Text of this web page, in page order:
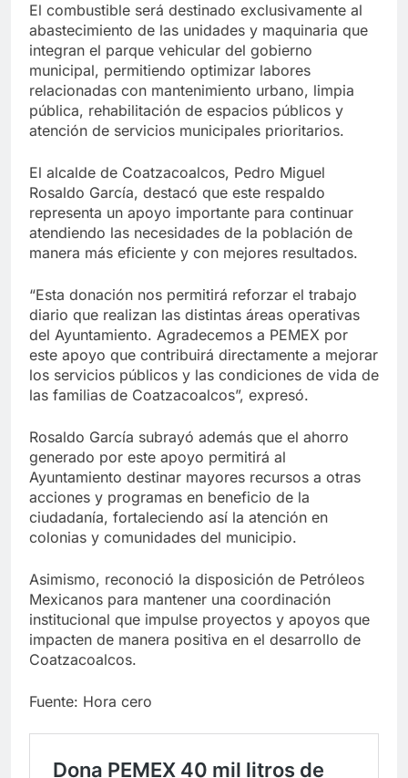
El combustible será destinado exclusivamente al
abastecimiento de las unidades y maquinaria que
integran el parque vehicular del gobierno
municipal, permitiendo optimizar labores
relacionadas con mantenimiento urbano, limpia
pública, rehabilitación de espacios públicos y
atención de servicios municipales prioritarios.
El alcalde de Coatzacoalcos, Pedro Miguel
Rosaldo García, destacó que este respaldo
representa un apoyo importante para continuar
atendiendo las necesidades de la población de
manera más eficiente y con mejores resultados.
“Esta donación nos permitirá reforzar el trabajo
diario que realizan las distintas áreas operativas
del Ayuntamiento. Agradecemos a PEMEX por
este apoyo que contribuirá directamente a mejorar
los servicios públicos y las condiciones de vida de
las familias de Coatzacoalcos”, expresó.
Rosaldo García subrayó además que el ahorro
generado por este apoyo permitirá al
Ayuntamiento destinar mayores recursos a otras
acciones y programas en beneficio de la
ciudadanía, fortaleciendo así la atención en
colonias y comunidades del municipio.
Asimismo, reconoció la disposición de Petróleos
Mexicanos para mantener una coordinación
institucional que impulse proyectos y apoyos que
impacten de manera positiva en el desarrollo de
Coatzacoalcos.
Fuente: Hora cero